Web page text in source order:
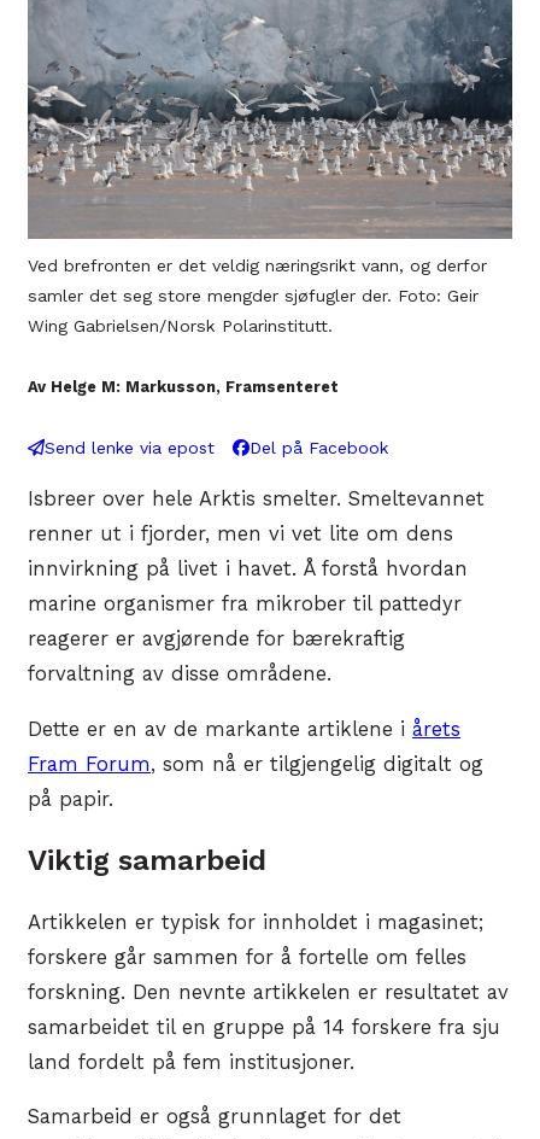
Ved brefronten er det veldig næringsrikt vann, og derfor
samler det seg store mengder sjøfugler der. Foto: Geir
Wing Gabrielsen/Norsk Polarinstitutt.
Av Helge M: Markusson, Framsenteret
Send lenke via epost Del på Facebook
Isbreer over hele Arktis smelter. Smeltevannet
renner ut i fjorder, men vi vet lite om dens
innvirkning på livet i havet. Å forstå hvordan
marine organismer fra mikrober til pattedyr
reagerer er avgjørende for bærekraftig
forvaltning av disse områdene.
Dette er en av de markante artiklene i årets
Fram Forum, som nå er tilgjengelig digitalt og
på papir.
Viktig samarbeid
Artikkelen er typisk for innholdet i magasinet;
forskere går sammen for å fortelle om felles
forskning. Den nevnte artikkelen er resultatet av
samarbeidet til en gruppe på 14 forskere fra sju
land fordelt på fem institusjoner.
Samarbeid er også grunnlaget for det